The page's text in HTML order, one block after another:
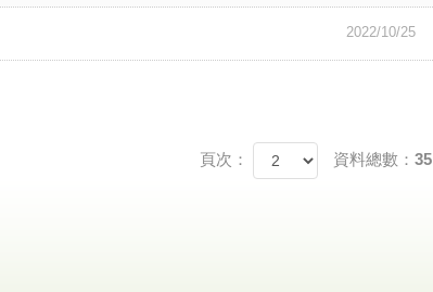
2022/10/25
頁次： 資料總數：35